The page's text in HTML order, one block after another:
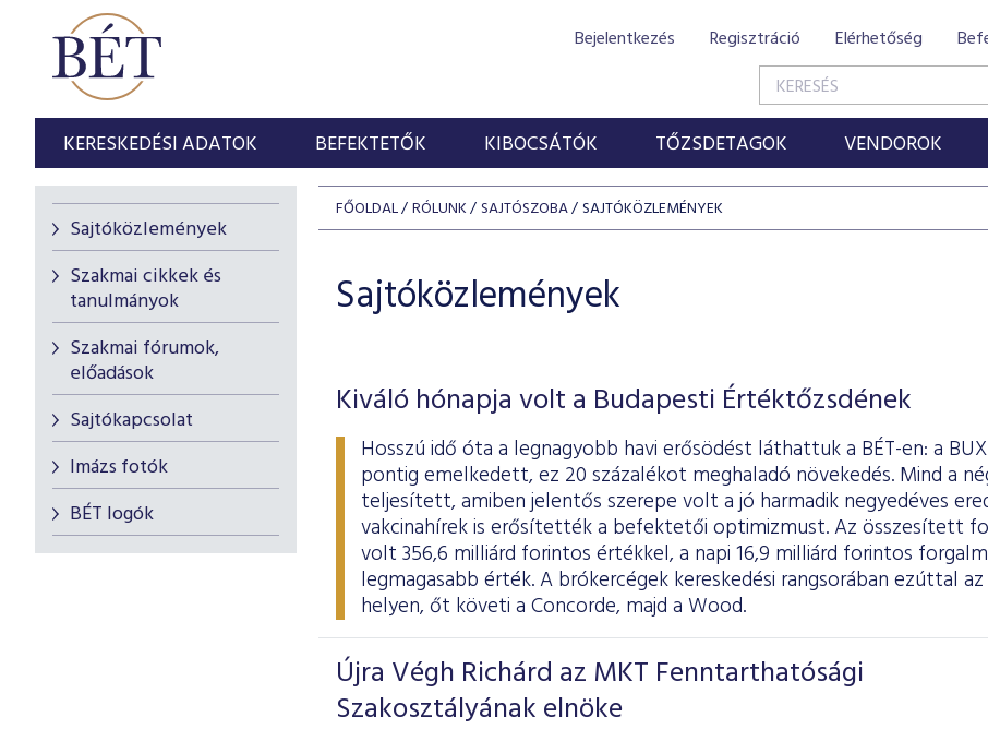
Bejelentkezés Regisztráció Elérhetőség
KERESKEDÉSI ADATOK BEFEKTETŐK KIBOCSÁTÓK TŐZSDETAGOK VENDOROK
Sajtóközlemények
Szakmai cikkek és
tanulmányok
Szakmai fórumok,
előadások
Sajtókapcsolat
Imázs fotók
BÉT logók
FŐOLDAL RÓLUNK SAJTÓSZOBA SAJTÓKÖZLEMÉNYEK
Sajtóközlemények
Kiváló hónapja volt a Budapesti Értéktőzsdének
Hosszú idő óta a legnagyobb havi erősödést láthattuk a BÉT-en: a
pontig emelkedett, ez 20 százalékot meghaladó növekedés. Mind a
teljesített, amiben jelentős szerepe volt a jó harmadik negyedéves
vakcinahírek is erősítették a befektetői optimizmust. Az összesített
volt 356,6 milliárd forintos értékkel, a napi 16,9 milliárd forintos
legmagasabb érték. A brókercégek kereskedési rangsorában ezúttal
helyen, őt követi a Concorde, majd a Wood.
Újra Végh Richárd az MKT Fenntarthatósági
Szakosztályának elnöke